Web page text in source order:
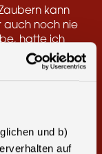
und b)
auf
kann
auch noch nie
hatte ich
So
muss sagen,
war. Auch
auf einem
Einsatz